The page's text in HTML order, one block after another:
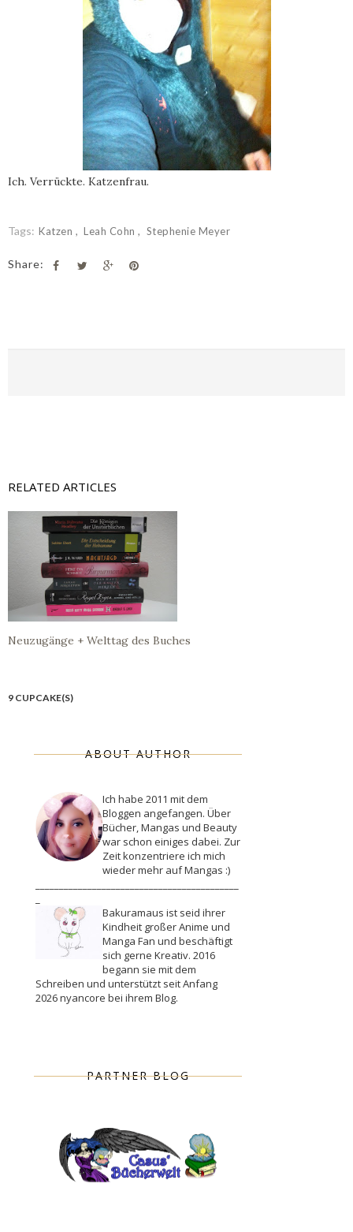
Ich. Verrückte. Katzenfrau.
Tags: Katzen Leah Cohn Stephenie Meyer
Share:
RELATED ARTICLES
Neuzugänge + Welttag des Buches
9 CUPCAKE(S)
ABOUT AUTHOR
Ich habe 2011 mit dem
Bloggen angefangen. Über
Bücher, Mangas und Beauty
war schon einiges dabei. Zur
Zeit konzentriere ich mich
wieder mehr auf Mangas :)
Bakuramaus ist seid ihrer
Kindheit großer Anime und
Manga Fan und beschäftigt
sich gerne Kreativ. 2016
begann sie mit dem
Schreiben und unterstützt seit Anfang
2026 nyancore bei ihrem Blog.
PARTNER BLOG